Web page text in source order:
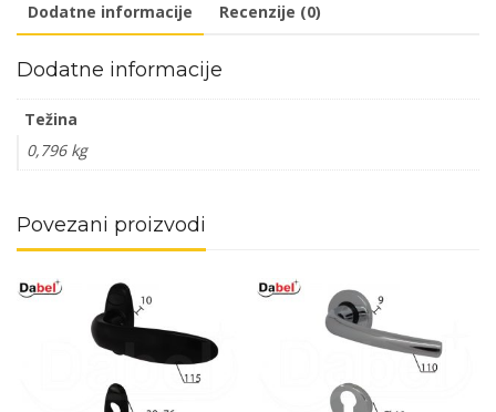
6x6/90mm
6x6mm
količina
Dodatne informacije Recenzije (0)
Dodatne informacije
Težina
0,796 kg
Povezani proizvodi